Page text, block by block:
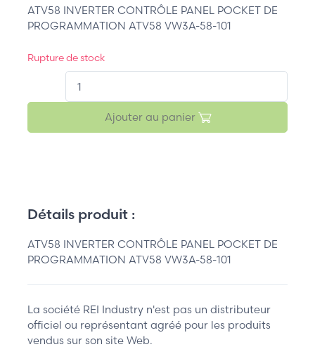
ATV58 INVERTER CONTRÔLE PANEL POCKET DE
PROGRAMMATION ATV58 VW3A-58-101
Rupture de stock
Ajouter au panier
Détails produit :
ATV58 INVERTER CONTRÔLE PANEL POCKET DE
PROGRAMMATION ATV58 VW3A-58-101
La société REI Industry n'est pas un distributeur
officiel ou représentant agréé pour les produits
vendus sur son site Web.